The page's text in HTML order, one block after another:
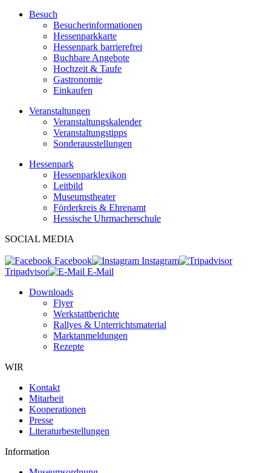
Besuch
Besucherinformationen
Hessenparkkarte
Hessenpark barrierefrei
Buchbare Angebote
Hochzeit & Taufe
Gastronomie
Einkaufen
Veranstaltungen
Veranstaltungskalender
Veranstaltungstipps
Sonderausstellungen
Hessenpark
Hessenparklexikon
Leitbild
Museumstheater
Förderkreis & Ehrenamt
Hessische Uhrmacherschule
SOCIAL MEDIA
Facebook
Instagram
Tripadvisor
E-Mail
Downloads
Flyer
Werkstattberichte
Rallyes & Unterrichtsmaterial
Marktanmeldungen
Rezepte
WIR
Kontakt
Mitarbeit
Kooperationen
Presse
Literaturbestellungen
Information